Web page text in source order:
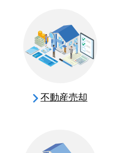
不動産売却